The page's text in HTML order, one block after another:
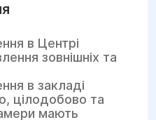
в Центрі
зовнішніх та
в закладі
цілодобово та
мають